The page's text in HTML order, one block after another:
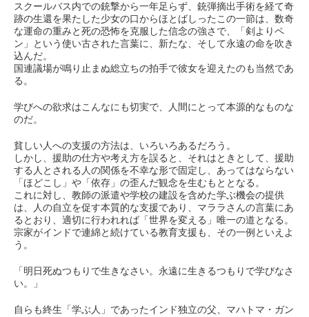
スクールバス内での銃撃から一年足らず、銃弾摘出手術を経て奇
跡の生還を果たした少女の口からほとばしったこの一節は、数奇
な運命の重みと死の恐怖を克服した信念の強さで、「剣よりペ
ン」という使い古された言葉に、新たな、そして永遠の命を吹き
込んだ。
国連議場が鳴り止まぬ総立ちの拍手で彼女を迎えたのも当然であ
る。
学びへの欲求はこんなにも切実で、人間にとって本源的なものな
のだ。
貧しい人への支援の方法は、いろいろあるだろう。
しかし、援助の仕方や考え方を誤ると、それはときとして、援助
する人とされる人の関係を不幸な形で固定し、あってはならない
「ほどこし」や「依存」の歪んだ観念を生むもととなる。
これに対し、教師の派遣や学校の建設を含めた学ぶ機会の提供
は、人の自立を促す本質的な支援であり、マララさんの言葉にあ
るとおり、適切に行われれば「世界を変える」唯一の道となる。
宗家がインドで連綿と続けている教育支援も、その一例といえよ
う。
「明日死ぬつもりで生きなさい。永遠に生きるつもりで学びなさ
い。」
自らも終生「学ぶ人」であったインド独立の父、マハトマ・ガン